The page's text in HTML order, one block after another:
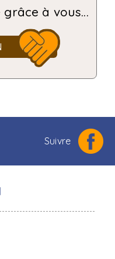
à vous...
Suivre